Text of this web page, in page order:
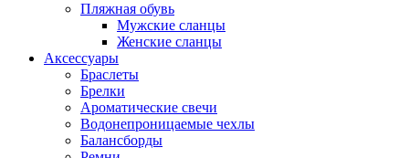
Пляжная обувь
Мужские сланцы
Женские сланцы
Аксессуары
Браслеты
Брелки
Ароматические свечи
Водонепроницаемые чехлы
Балансборды